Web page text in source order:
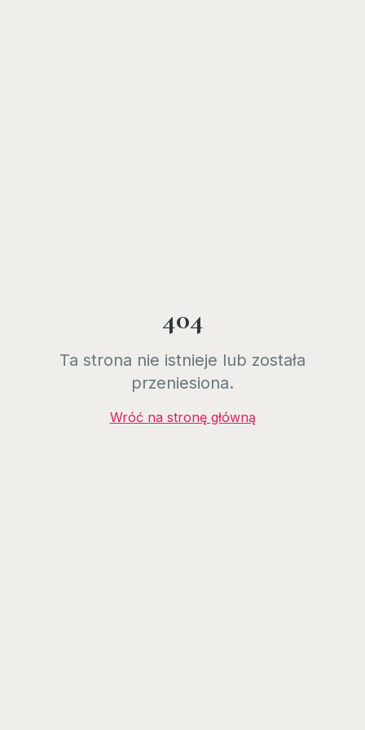
404
Ta strona nie istnieje lub została
przeniesiona.
Wróć na stronę główną